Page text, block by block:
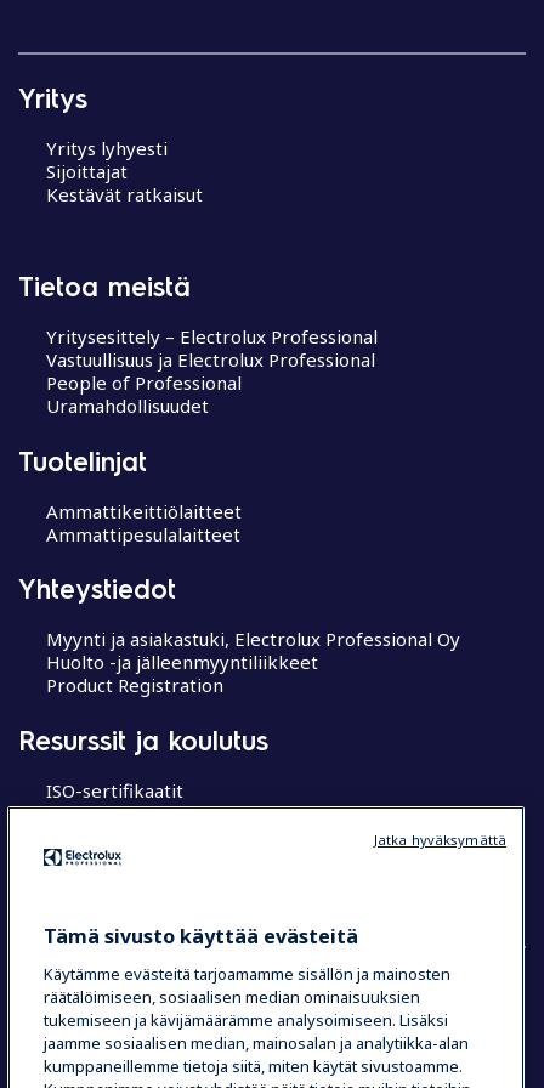
Yritys
Yritys lyhyesti
Sijoittajat
Kestävät ratkaisut
Tietoa meistä
Yritysesittely – Electrolux Professional
Vastuullisuus ja Electrolux Professional
People of Professional
Uramahdollisuudet
Tuotelinjat
Ammattikeittiölaitteet
Ammattipesulalaitteet
Yhteystiedot
Myynti ja asiakastuki, Electrolux Professional Oy
Huolto -ja jälleenmyyntiliikkeet
Product Registration
Resurssit ja koulutus
ISO-sertifikaatit
MyProfessional
Chef’s Hub
COUNTRY AND LANGUAGE
VALINTASI: SUOMI
Tämä sivusto käyttää evästeitä
Käytämme evästeitä tarjoamamme sisällön ja mainosten
räätälöimiseen, sosiaalisen median ominaisuuksien
tukemiseen ja kävijämäärämme analysoimiseen. Lisäksi
jaamme sosiaalisen median, mainosalan ja analytiikka-alan
kumppaneillemme tietoja siitä, miten käytät sivustoamme.
Jatka hyväksymättä